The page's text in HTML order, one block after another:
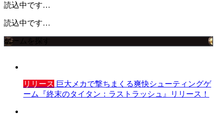
読込中です…
読込中です…
ゲームを探す
リリース 巨大メカで撃ちまくる爽快シューティングゲ
ーム『終末のタイタン：ラストラッシュ』リリース！